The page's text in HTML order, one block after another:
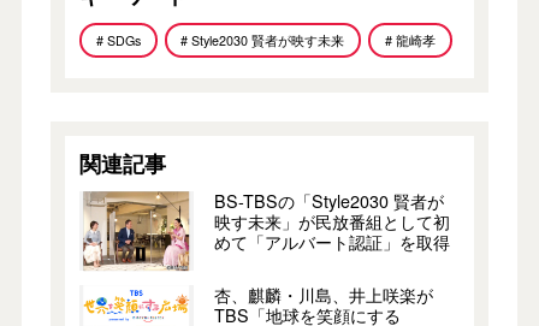
# SDGs # Style2030 賢者が映す未来 # 龍崎孝
関連記事
BS-TBSの「Style2030 賢者が
映す未来」が民放番組として初
めて「アルバート認証」を取得
杏、麒麟・川島、井上咲楽が
TBS「地球を笑顔にする